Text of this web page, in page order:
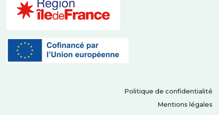
Politique de confidentialité
Mentions légales